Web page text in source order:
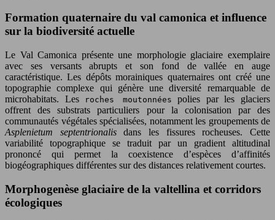
Formation quaternaire du val camonica et influence
sur la biodiversité actuelle
Le Val Camonica présente une morphologie glaciaire exemplaire
avec ses versants abrupts et son fond de vallée en auge
caractéristique. Les dépôts morainiques quaternaires ont créé une
topographie complexe qui génère une diversité remarquable de
microhabitats. Les
roches moutonnées
polies par les glaciers
offrent des substrats particuliers pour la colonisation par des
communautés végétales spécialisées, notamment les groupements de
Asplenietum septentrionalisdans les fissures rocheuses. Cette
variabilité topographique se traduit par un gradient altitudinal
prononcé qui permet la coexistence d’espèces d’affinités
biogéographiques différentes sur des distances relativement courtes.
Morphogenèse glaciaire de la valtellina et corridors
écologiques